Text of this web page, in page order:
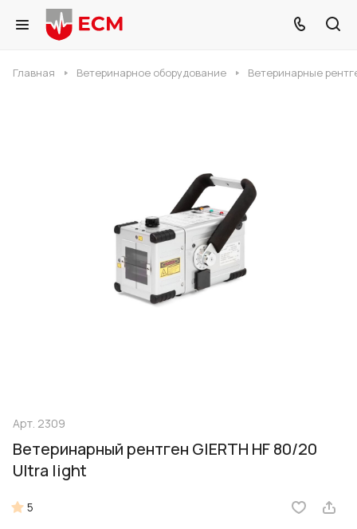
Главная Ветеринарное оборудование Ветеринарные
Арт. 2309
Ветеринарный рентген GIERTH HF 80/20
Ultra light
5